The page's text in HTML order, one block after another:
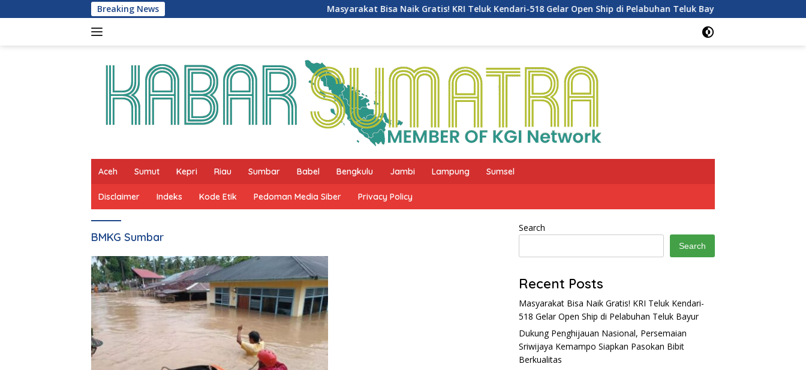
to
Breaking News Masyarakat Bisa Naik Gratis! KRI Teluk Kendari-518 Gelar Open Ship di Pelabuhan Teluk Bayur
Aceh Sumut Kepri Riau Sumbar Babel Bengkulu Jambi Lampung Sumsel
Disclaimer Indeks Kode Etik Pedoman Media Siber Privacy Policy
BMKG Sumbar
Search
Search
Recent Posts
Masyarakat Bisa Naik Gratis! KRI Teluk Kendari-
518 Gelar Open Ship di Pelabuhan Teluk Bayur
Dukung Penghijauan Nasional, Persemaian
Sriwijaya Kemampo Siapkan Pasokan Bibit
Berkualitas